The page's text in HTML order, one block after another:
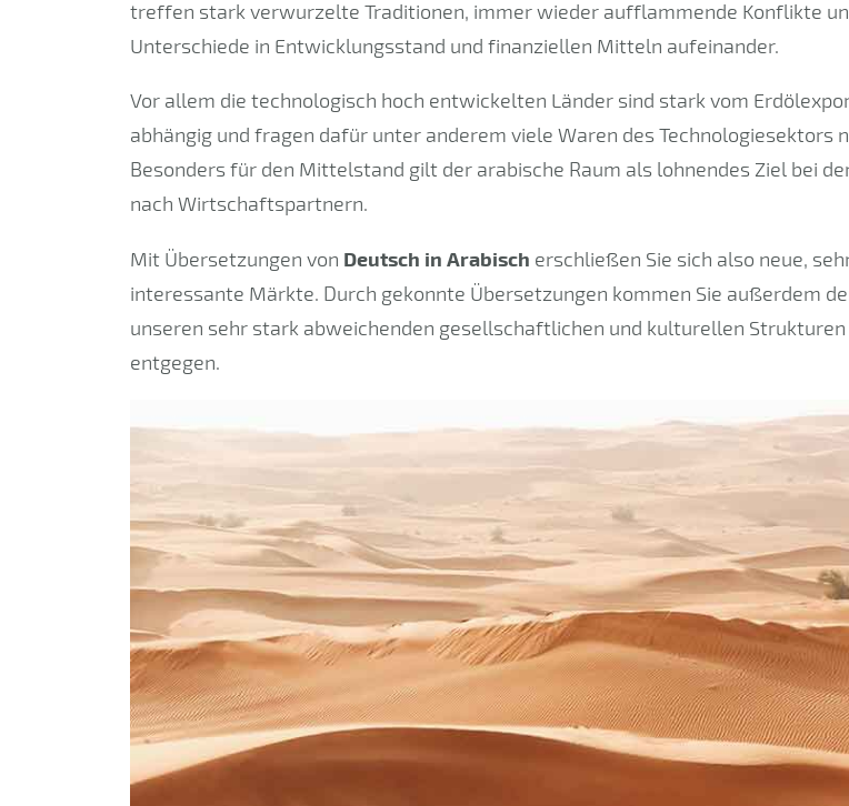
treffen stark verwurzelte Traditionen, immer wieder aufflammende Konflikte
Unterschiede in Entwicklungsstand und finanziellen Mitteln aufeinander.
Vor allem die technologisch hoch entwickelten Länder sind stark vom
abhängig und fragen dafür unter anderem viele Waren des Technologiesektors
Besonders für den Mittelstand gilt der arabische Raum als lohnendes Ziel bei
nach Wirtschaftspartnern.
Mit Übersetzungen von Deutsch in Arabisch erschließen Sie sich also neue,
interessante Märkte. Durch gekonnte Übersetzungen kommen Sie außerdem
unseren sehr stark abweichenden gesellschaftlichen und kulturellen Strukturen
entgegen.